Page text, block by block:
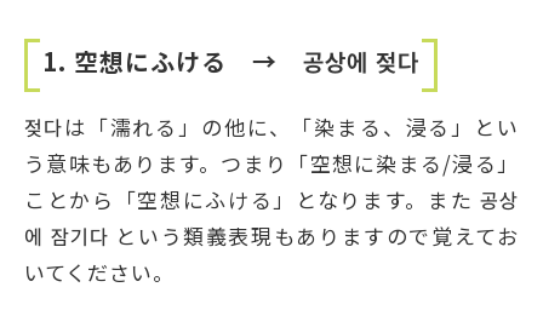
1. 空想にふける → 공상에 젖다
젖다は「濡れる」の他に、「染まる、浸る」とい
う意味もあります。つまり「空想に染まる/浸る」
ことから「空想にふける」となります。また 공상
에 잠기다 という類義表現もありますので覚えてお
いてください。